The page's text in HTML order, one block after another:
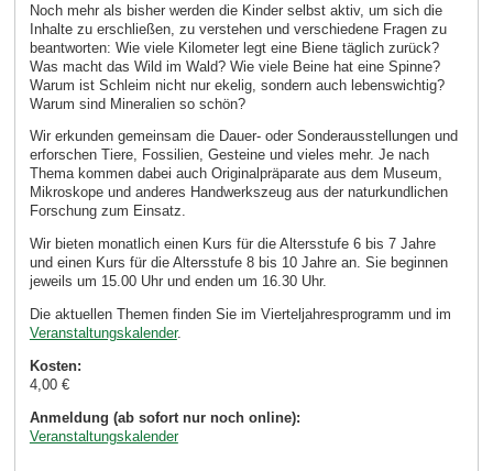
Noch mehr als bisher werden die Kinder selbst aktiv, um sich die
Inhalte zu erschließen, zu verstehen und verschiedene Fragen zu
beantworten: Wie viele Kilometer legt eine Biene täglich zurück?
Was macht das Wild im Wald? Wie viele Beine hat eine Spinne?
Warum ist Schleim nicht nur ekelig, sondern auch lebenswichtig?
Warum sind Mineralien so schön?
Wir erkunden gemeinsam die Dauer- oder Sonderausstellungen und
erforschen Tiere, Fossilien, Gesteine und vieles mehr. Je nach
Thema kommen dabei auch Originalpräparate aus dem Museum,
Mikroskope und anderes Handwerkszeug aus der naturkundlichen
Forschung zum Einsatz.
Wir bieten monatlich einen Kurs für die Altersstufe 6 bis 7 Jahre
und einen Kurs für die Altersstufe 8 bis 10 Jahre an. Sie beginnen
jeweils um 15.00 Uhr und enden um 16.30 Uhr.
Die aktuellen Themen finden Sie im Vierteljahresprogramm und im
Veranstaltungskalender.
Kosten:
4,00 €
Anmeldung (ab sofort nur noch online):
Veranstaltungskalender